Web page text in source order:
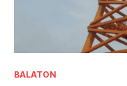
BALATON